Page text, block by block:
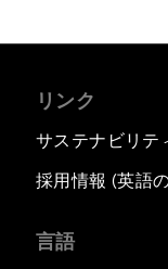
リンク
サステナビリテ
採用情報 (英語
言語